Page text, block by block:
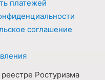
платежей
соглашение
Ростуризма